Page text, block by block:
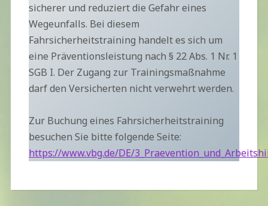
sicherer und reduziert die Gefahr eines
Wegeunfalls. Bei diesem
Fahrsicherheitstraining handelt es sich um
eine Präventionsleistung nach § 22 Abs. 1 Nr. 1
SGB I. Der Zugang zur Trainingsmaßnahme
darf den Versicherten nicht verwehrt werden.
Zur Buchung eines Fahrsicherheitstraining
besuchen Sie bitte folgende Seite:
https://www.vbg.de/DE/